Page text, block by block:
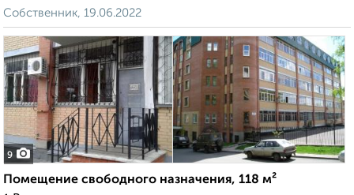
Собственник, 19.06.2022
9
Помещение свободного назначения, 118 м²